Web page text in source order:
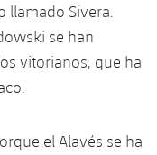
Sivera.
se han
vitorianos, que ha
el Alavés se ha